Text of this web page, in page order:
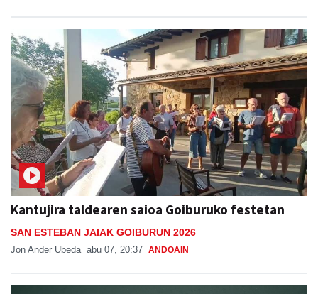
Kantujira taldearen saioa Goiburuko festetan
SAN ESTEBAN JAIAK GOIBURUN 2026
Jon Ander Ubeda abu 07, 20:37 ANDOAIN